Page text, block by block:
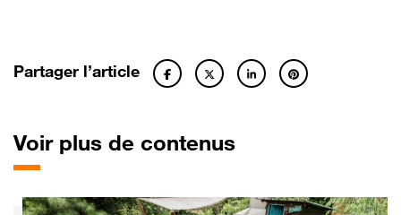
Partager l’article
Voir plus de contenus